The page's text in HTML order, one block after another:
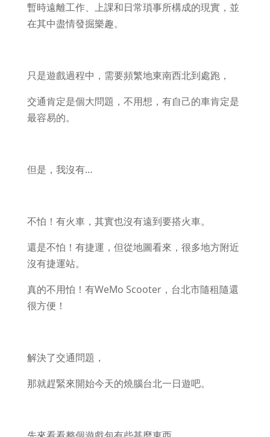
暫時遠離工作、上課和日常瑣事所構成的現實，並
在其中盡情發掘樂趣。
只是遊戲過程中，需要頻繁地東南西北到處跑，
交通肯定是個大問題，不用想，有自己的車肯定是
最容易的。
但是，我沒有…
不怕！有火車，其實也沒有遠到要搭火車。
還是不怕！有捷運，但從地圖看來，很多地方附近
沒有捷運站。
真的不用怕！有WeMo Scooter，台北市隨租隨還
很方便！
解決了交通問題，
那就趕緊來開始今天的燒腦台北一日遊吧。